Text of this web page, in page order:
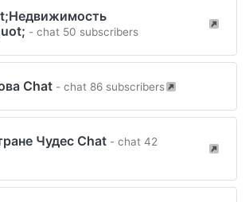
- chat 50 subscribers
Chat - chat 86 subscribers
Чудес Chat - chat 42